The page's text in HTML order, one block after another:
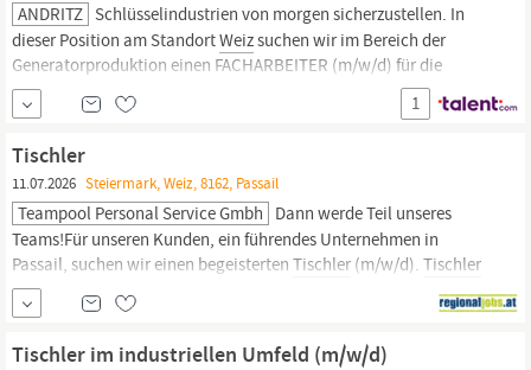
ANDRITZ Schlüsselindustrien von morgen sicherzustellen. In
dieser Position am StandortWeizsuchen wir im Bereich der
Generatorproduktion einen FACHARBEITER (m/w/d) für die
Rotorwickelei auf Vollzeitbasis. IHR PROFIL Abgeschlossene
Ausbildung in einem handwerklichen Beruf (Lehre alsTischler,
1
Tischler
11.07.2026 Steiermark, Weiz, 8162, Passail
Teampool Personal Service Gmbh Dann werde Teil unseres
Teams!Für unseren Kunden, ein führendes Unternehmen in
Passail, suchen wir einen begeisterten Tischler (m/w/d). Tischler
(m/w/d) StandortPassail, Steiermark Arbeitszeit 38.5
Stunden/Woche Dich begeistertHerstellung und Montage von
Möbeln, Türen und Fenstern für individuelle und funktionale
Tischler im industriellen Umfeld (m/w/d)